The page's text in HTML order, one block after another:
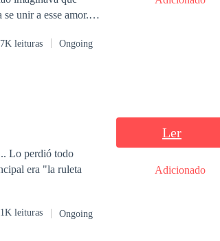
unir a esse amor.
ele. Mas Mariana
leituras Ongoing
Lo perdió todo
era "la ruleta
leituras Ongoing
Ler
Adicionado